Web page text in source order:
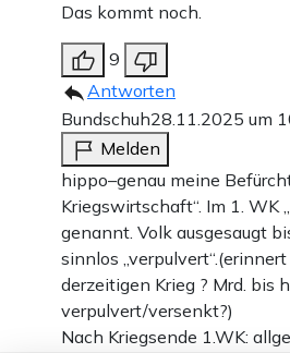
Das kommt noch.
9
Antworten
Bundschuh28.11.2025 um
Melden
hippo–genau meine
Kriegswirtschaft“. Im 1. WK
genannt. Volk ausgesaugt
sinnlos
derzeitigen Krieg ? Mrd. bis
verpulvert/versenkt?)
Nach Kriegsende 1.WK: